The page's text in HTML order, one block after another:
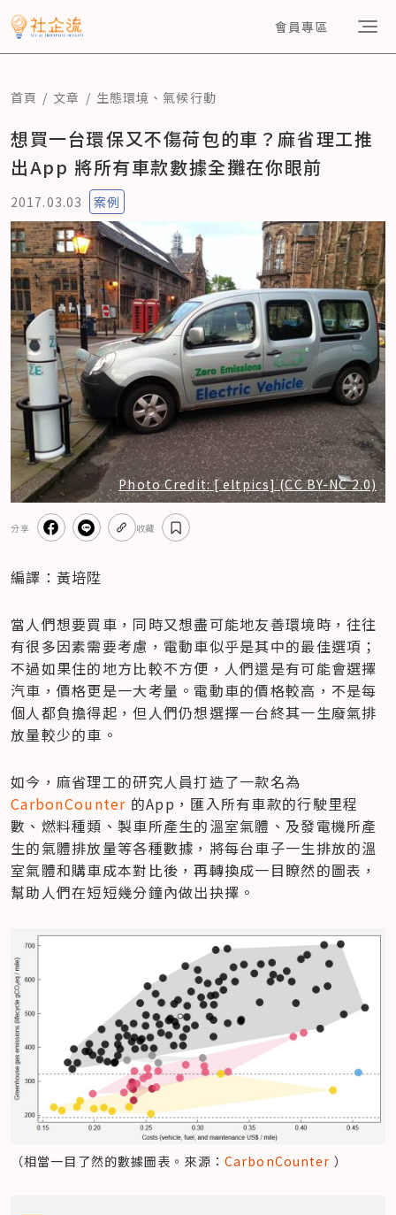
會員專區
首頁 文章 生態環境 、 氣候行動
想買一台環保又不傷荷包的車？麻省理工推
出App 將所有車款數據全攤在你眼前
2017.03.03 案例
Photo Credit: [ eltpics] (CC BY-NC 2.0)
分享 收藏
編譯：黃培陞
當人們想要買車，同時又想盡可能地友善環境時，往往
有很多因素需要考慮，電動車似乎是其中的最佳選項；
不過如果住的地方比較不方便，人們還是有可能會選擇
汽車，價格更是一大考量。電動車的價格較高，不是每
個人都負擔得起，但人們仍想選擇一台終其一生廢氣排
放量較少的車。
CarbonCounter 的App，匯入所有車款的行駛里程
數、燃料種類、製車所產生的溫室氣體、及發電機所產
生的氣體排放量等各種數據，將每台車子一生排放的溫
室氣體和購車成本對比後，再轉換成一目瞭然的圖表，
幫助人們在短短幾分鐘內做出抉擇。
（相當一目了然的數據圖表。來源： CarbonCounter ）